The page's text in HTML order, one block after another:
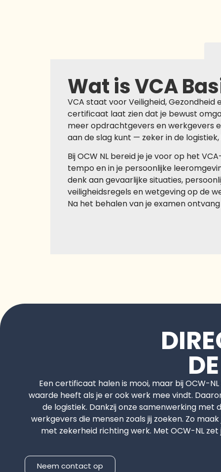
Wat is VCA
VCA staat voor Veiligheid, Gezondheid
certificaat laat zien dat je bewust
meer opdrachtgevers en werkgevers
aan de slag kunt — zeker in de
Bij OCW NL bereid je je voor op het
tempo en in je persoonlijke
denk aan gevaarlijke situaties,
veiligheidsregels en wetgeving op de
Na het behalen van je examen
Een certificaat halen is mooi, maar bij OCW-
waarde heeft als je er ook werk mee vindt.
de logistiek. Dankzij onze samenwerking
werkgevers die mensen zoals jij zoeken. Zo
met zekerheid richting werk. Met OCW-NL
Neem contact op